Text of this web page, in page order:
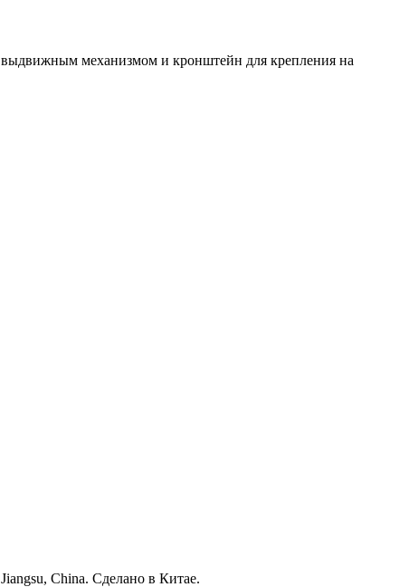
механизмом и кронштейн для крепления на
China. Сделано в Китае.